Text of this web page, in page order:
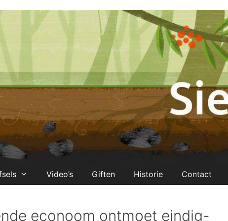
Video’s Giften Historie Contact
econoom ontmoet eindig-